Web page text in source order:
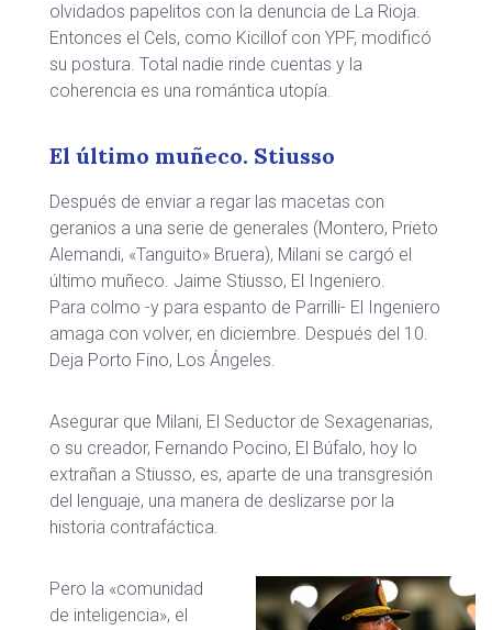
olvidados papelitos con la denuncia de La Rioja.
Entonces el Cels, como Kicillof con YPF, modificó
su postura. Total nadie rinde cuentas y la
coherencia es una romántica utopía.
El último muñeco. Stiusso
Después de enviar a regar las macetas con
geranios a una serie de generales (Montero, Prieto
Alemandi, «Tanguito» Bruera), Milani se cargó el
último muñeco. Jaime Stiusso, El Ingeniero.
Para colmo -y para espanto de Parrilli- El Ingeniero
amaga con volver, en diciembre. Después del 10.
Deja Porto Fino, Los Ángeles.
Asegurar que Milani, El Seductor de Sexagenarias,
o su creador, Fernando Pocino, El Búfalo, hoy lo
extrañan a Stiusso, es, aparte de una transgresión
del lenguaje, una manera de deslizarse por la
historia contrafáctica.
Pero la «comunidad
de inteligencia», el